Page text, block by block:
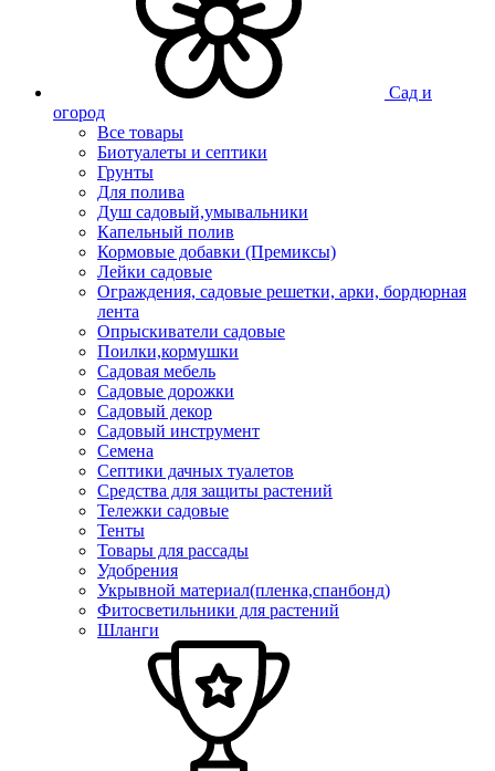
Сад и
огород
Все товары
Биотуалеты и септики
Грунты
Для полива
Душ садовый,умывальники
Капельный полив
Кормовые добавки (Премиксы)
Лейки садовые
Ограждения, садовые решетки, арки, бордюрная
лента
Опрыскиватели садовые
Поилки,кормушки
Садовая мебель
Садовые дорожки
Садовый декор
Садовый инструмент
Семена
Септики дачных туалетов
Средства для защиты растений
Тележки садовые
Тенты
Товары для рассады
Удобрения
Укрывной материал(пленка,спанбонд)
Фитосветильники для растений
Шланги